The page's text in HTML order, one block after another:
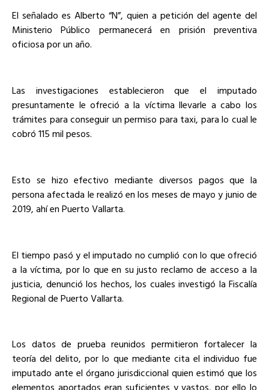
El señalado es Alberto “N”, quien a petición del agente del
Ministerio Público permanecerá en prisión preventiva
oficiosa por un año.
Las investigaciones establecieron que el imputado
presuntamente le ofreció a la víctima llevarle a cabo los
trámites para conseguir un permiso para taxi, para lo cual le
cobró 115 mil pesos.
Esto se hizo efectivo mediante diversos pagos que la
persona afectada le realizó en los meses de mayo y junio de
2019, ahí en Puerto Vallarta.
El tiempo pasó y el imputado no cumplió con lo que ofreció
a la víctima, por lo que en su justo reclamo de acceso a la
justicia, denunció los hechos, los cuales investigó la Fiscalía
Regional de Puerto Vallarta.
Los datos de prueba reunidos permitieron fortalecer la
teoría del delito, por lo que mediante cita el individuo fue
imputado ante el órgano jurisdiccional quien estimó que los